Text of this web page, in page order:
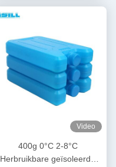
Video
400g 0°C 2-8°C
Herbruikbare geïsoleerde